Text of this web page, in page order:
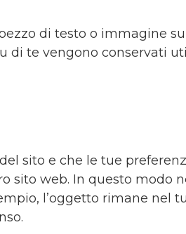
di testo o immagine
di te vengono conservati
sito e che le tue
sito web. In questo modo
l’oggetto rimane nel